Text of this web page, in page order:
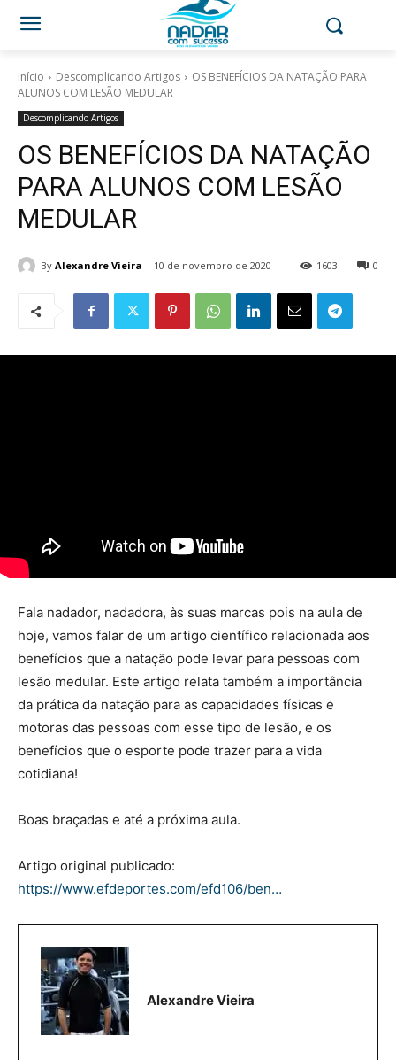
Início Descomplicando Artigos
OS BENEFÍCIOS DA NATAÇÃO PARA
ALUNOS COM LESÃO MEDULAR
Descomplicando Artigos
OS BENEFÍCIOS DA NATAÇÃO
PARA ALUNOS COM LESÃO
MEDULAR
By Alexandre Vieira 10 de novembro de 2020 0
1603
Fala nadador, nadadora, às suas marcas pois na aula de
hoje, vamos falar de um artigo científico relacionada aos
benefícios que a natação pode levar para pessoas com
lesão medular. Este artigo relata também a importância
da prática da natação para as capacidades físicas e
motoras das pessoas com esse tipo de lesão, e os
benefícios que o esporte pode trazer para a vida
cotidiana!
Boas braçadas e até a próxima aula.
Artigo original publicado:
https://www.efdeportes.com/efd106/ben…
Alexandre Vieira